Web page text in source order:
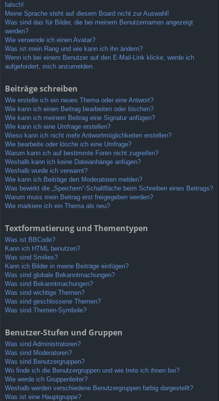
falsch!
Meine Sprache steht auf diesem Board nicht zur Auswahl!
Was sind das für Bilder, die bei meinem Benutzernamen angezeigt
werden?
Wie verwende ich einen Avatar?
Was ist mein Rang und wie kann ich ihn ändern?
Wenn ich bei einem Benutzer auf den E-Mail-Link klicke, werde ich
aufgefordert, mich anzumelden.
Beiträge schreiben
Wie erstelle ich ein neues Thema oder eine Antwort?
Wie kann ich einen Beitrag bearbeiten oder löschen?
Wie kann ich meinem Beitrag eine Signatur anfügen?
Wie kann ich eine Umfrage erstellen?
Wieso kann ich nicht mehr Antwortmöglichkeiten erstellen?
Wie bearbeite oder lösche ich eine Umfrage?
Warum kann ich auf bestimmte Foren nicht zugreifen?
Weshalb kann ich keine Dateianhänge anfügen?
Weshalb wurde ich verwarnt?
Wie kann ich Beiträge den Moderatoren melden?
Was bewirkt die „Speichern“-Schaltfläche beim Schreiben eines Beitrags?
Warum muss mein Beitrag erst freigegeben werden?
Wie markiere ich ein Thema als neu?
Textformatierung und Thementypen
Was ist BBCode?
Kann ich HTML benutzen?
Was sind Smilies?
Kann ich Bilder in meine Beiträge einfügen?
Was sind globale Bekanntmachungen?
Was sind Bekanntmachungen?
Was sind wichtige Themen?
Was sind geschlossene Themen?
Was sind Themen-Symbole?
Benutzer-Stufen und Gruppen
Was sind Administratoren?
Was sind Moderatoren?
Was sind Benutzergruppen?
Wo finde ich die Benutzergruppen und wie trete ich ihnen bei?
Wie werde ich Gruppenleiter?
Weshalb werden verschiedene Benutzergruppen farbig dargestellt?
Was ist eine Hauptgruppe?